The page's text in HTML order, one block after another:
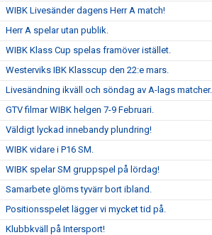
WIBK Livesänder dagens Herr A match!
Herr A spelar utan publik.
WIBK Klass Cup spelas framöver istället.
Westerviks IBK Klasscup den 22:e mars.
Livesändning ikväll och söndag av A-lags matcher.
GTV filmar WIBK helgen 7-9 Februari.
Väldigt lyckad innebandy plundring!
WIBK vidare i P16 SM.
WIBK spelar SM gruppspel på lördag!
Samarbete glöms tyvärr bort ibland.
Positionsspelet lägger vi mycket tid på.
Klubbkväll på Intersport!